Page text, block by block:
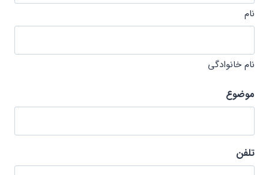
نام
نام خانوادگی
موضوع
تلفن